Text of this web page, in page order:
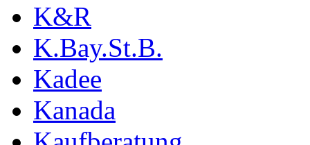
K&R
K.Bay.St.B.
Kadee
Kanada